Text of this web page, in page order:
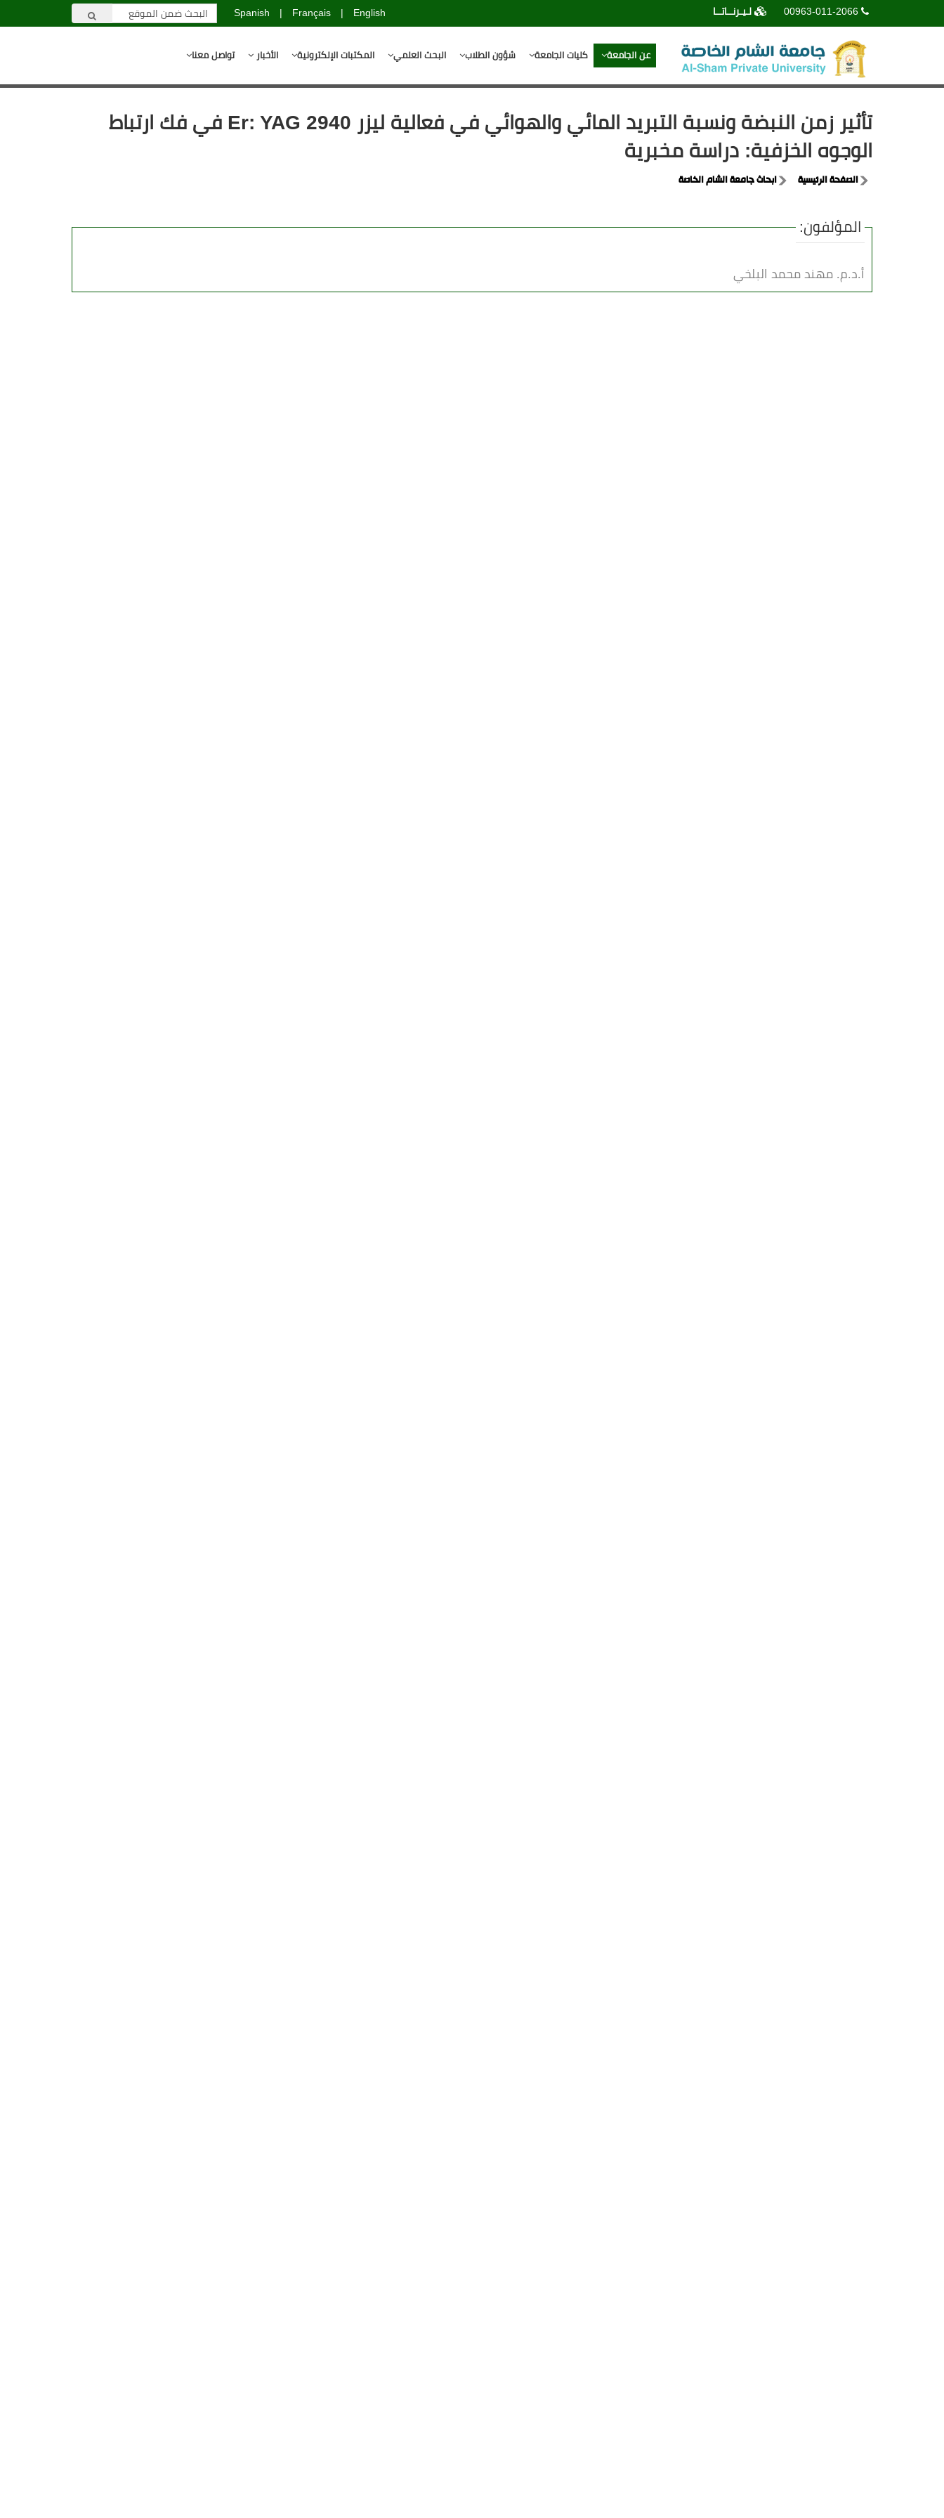
00963-011-2066 لـيـرنــاتــا English
|
Français
|
Spanish
عن الجامعة كليات الجامعة شؤون الطلاب البحث العلمي المكتبات الإلكترونية الأخبار تواصل معنا
تأثير زمن النبضة ونسبة التبريد المائي والهوائي في فعالية ليزر Er: YAG 2940 في فك ارتباط
الوجوه الخزفية: دراسة مخبرية
الصفحة الرئيسية ابحاث جامعة الشام الخاصة
المؤلفون:
أ.د.م. مهند محمد البلخي